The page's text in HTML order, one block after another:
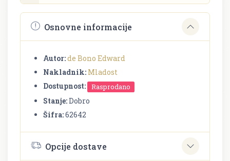
Osnovne informacije
Autor:de Bono Edward
Nakladnik: Mladost
Dostupnost:
Rasprodano
Stanje:Dobro
Šifra:62642
Opcije dostave